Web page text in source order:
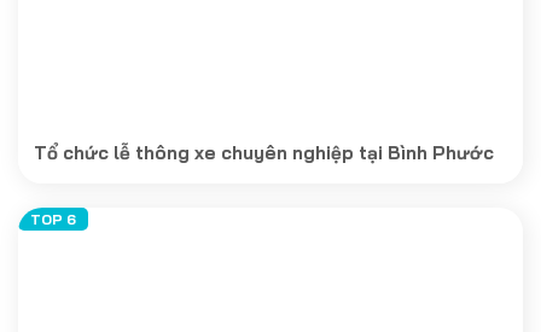
Tổ chức lễ thông xe chuyên nghiệp tại Bình Phước